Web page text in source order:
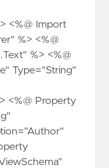
<%@ Import
%> <%@
%> <%@
Type="String"
<%@ Property